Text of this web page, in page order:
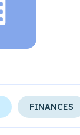
FINANCES